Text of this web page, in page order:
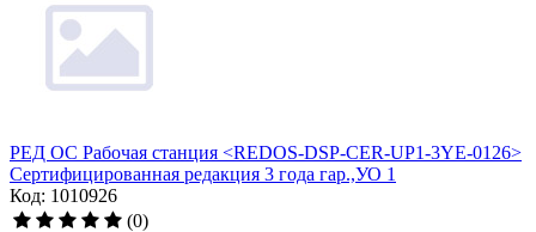
РЕД ОС Рабочая станция <REDOS-DSP-CER-UP1-3YE-0126>
Сертифицированная редакция 3 года гар.,УО 1
Код: 1010926
(0)